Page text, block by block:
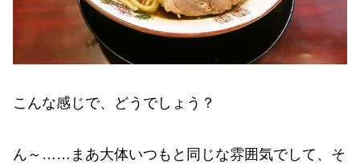
こんな感じで、どうでしょう？
ん～……まあ大体いつもと同じな雰囲気でして、そ